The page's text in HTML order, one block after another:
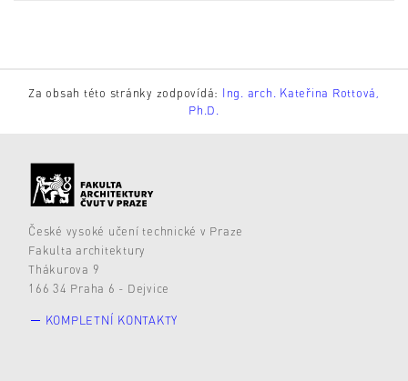
Za obsah této stránky zodpovídá: Ing. arch. Kateřina Rottová,
Ph.D.
České vysoké učení technické v Praze
Fakulta architektury
Thákurova 9
166 34 Praha 6 - Dejvice
KOMPLETNÍ KONTAKTY